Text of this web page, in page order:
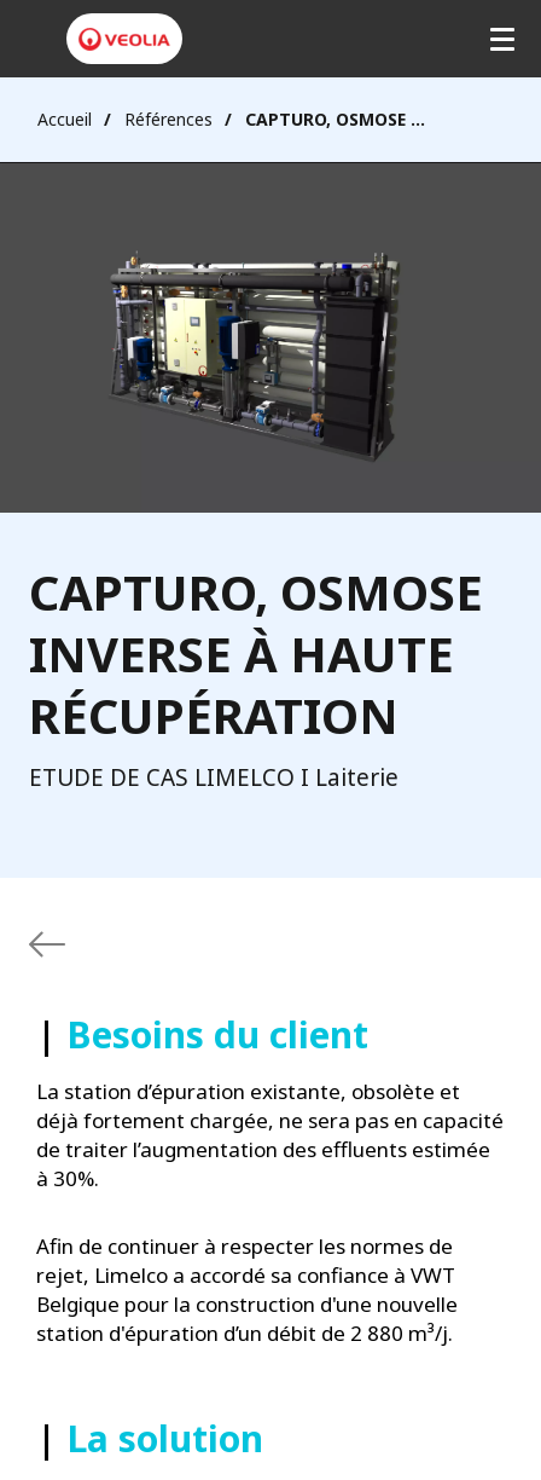
Accueil Références CAPTURO, OSMOSE INVERSE À HAUTE RÉCUPÉRATION
CAPTURO, OSMOSE
INVERSE À HAUTE
RÉCUPÉRATION
ETUDE DE CAS LIMELCO I Laiterie
| Besoins du client
La station d’épuration existante, obsolète et
déjà fortement chargée, ne sera pas en capacité
de traiter l’augmentation des effluents estimée
à 30%.
Afin de continuer à respecter les normes de
rejet, Limelco a accordé sa confiance à VWT
Belgique pour la construction d'une nouvelle
station d'épuration d’un débit de 2 880 m³/j.
| La solution